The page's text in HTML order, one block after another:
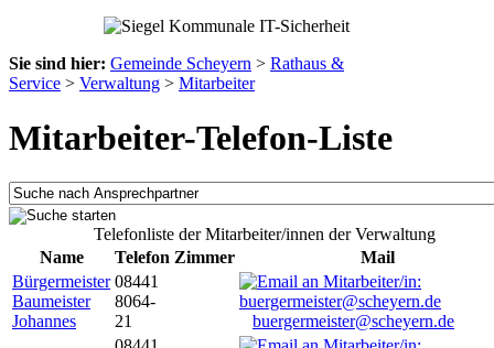
Sie sind hier: Gemeinde Scheyern > Rathaus &
Service > Verwaltung > Mitarbeiter
Mitarbeiter-Telefon-Liste
Telefonliste der Mitarbeiter/innen der Verwaltung
Name
Telefon Zimmer
Mail
Bürgermeister
Baumeister
Johannes
08441
8064-
21
buergermeister@scheyern.de